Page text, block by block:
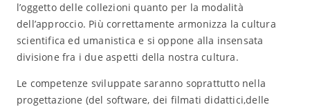
l’oggetto delle collezioni quanto per la modalità
dell’approccio. Più correttamente armonizza la cultura
scientifica ed umanistica e si oppone alla insensata
divisione fra i due aspetti della nostra cultura.
Le competenze sviluppate saranno soprattutto nella
progettazione (del software, dei filmati didattici,delle